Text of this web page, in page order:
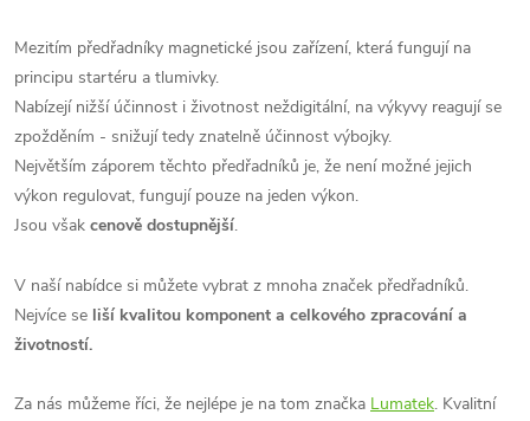
Mezitím předřadníky magnetické jsou zařízení, která fungují na
principu startéru a tlumivky.
Nabízejí nižší účinnost i životnost neždigitální, na výkyvy reagují se
zpožděním - snižují tedy znatelně účinnost výbojky.
Největším záporem těchto předřadníků je, že není možné jejich
výkon regulovat, fungují pouze na jeden výkon.
Jsou však cenově dostupnější.
V naší nabídce si můžete vybrat z mnoha značek předřadníků.
Nejvíce se liší kvalitou komponent a celkového zpracování a
životností.
Za nás můžeme říci, že nejlépe je na tom značka Lumatek. Kvalitní